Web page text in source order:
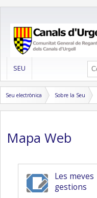
SEU
Seu electrònica Sobre la Seu
Mapa Web
Les meves
gestions